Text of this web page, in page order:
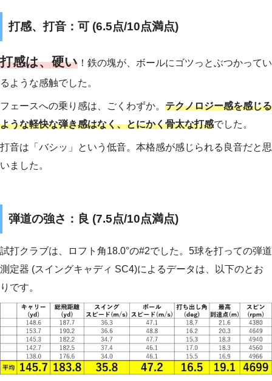
打感、打音：可 (6.5点/10点満点)
打感は、硬い ！鉄の塊が、ボールにゴツっとぶつかってい
るような感触でした。
フェースへの乗り感は、ごくわずか。 テクノロジー感を感じる
ような軽快な弾き感はなく、とにかく骨太な打感でした。
打音は「バシッ」という低音。本格感が感じられる良音だと思
いました。
弾道の強さ：良 (7.5点/10点満点)
試打クラブは、ロフト角18.0°の#2でした。5球を打っての弾道
測定器 (スイングキャディ SC4)によるデータは、以下のとお
りです。